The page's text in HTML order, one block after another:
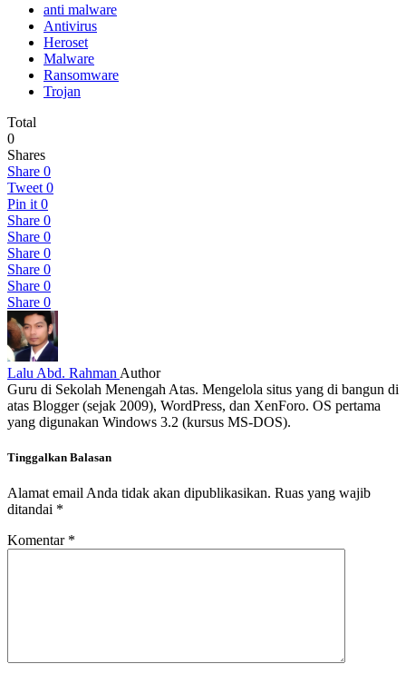
anti malware
Antivirus
Heroset
Malware
Ransomware
Trojan
Total
0
Shares
Share 0
Tweet 0
Pin it 0
Share 0
Share 0
Share 0
Share 0
Share 0
Share 0
Lalu Abd. Rahman Author
Guru di Sekolah Menengah Atas. Mengelola situs yang di bangun di
atas Blogger (sejak 2009), WordPress, dan XenForo. OS pertama
yang digunakan Windows 3.2 (kursus MS-DOS).
Tinggalkan Balasan
Alamat email Anda tidak akan dipublikasikan. Ruas yang wajib
ditandai *
Komentar *